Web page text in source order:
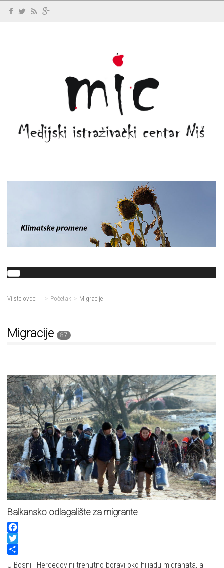
Vi ste ovde: Početak Migracije
Migracije 87
Balkansko odlagalište za migrante
Facebook
Twitter
Share
U Bosni i Hercegovini trenutno boravi oko hiljadu migranata, a